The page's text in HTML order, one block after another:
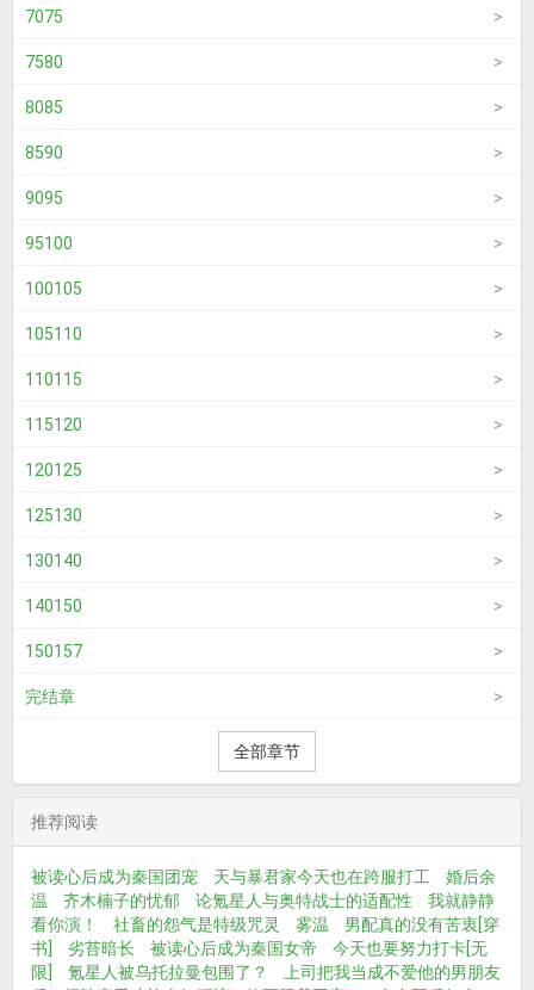
7075
7580
8085
8590
9095
95100
100105
105110
110115
115120
120125
125130
130140
140150
150157
完结章
全部章节
推荐阅读
被读心后成为秦国团宠 天与暴君家今天也在跨服打工
婚后余
温
齐木楠子的忧郁 论氪星人与奥特战士的适配性
我就静静
看你演！
社畜的怨气是特级咒灵 雾温
男配真的没有苦衷[穿
书]
劣苔暗长 被读心后成为秦国女帝
今天也要努力打卡[无
限]
氪星人被乌托拉曼包围了？
上司把我当成不爱他的男朋友